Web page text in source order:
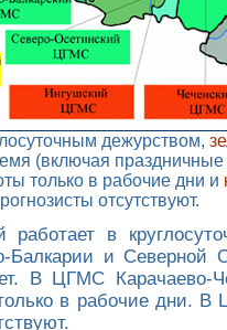
дежурством,
(включая
только в рабочие дни и
отсутствуют.
работает в
и Северной
В ЦГМС Карачаево-
в рабочие дни.